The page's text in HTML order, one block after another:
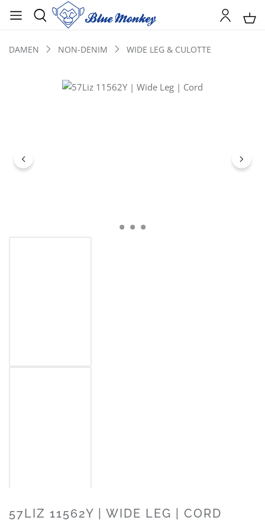
DAMEN NON-DENIM WIDE LEG & CULOTTE
Bildergalerie überspringen
57LIZ 11562Y | WIDE LEG | CORD